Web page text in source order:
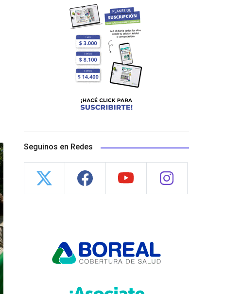
Seguinos en Redes